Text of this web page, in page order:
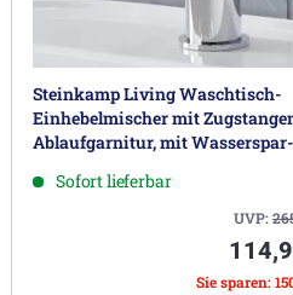
Steinkamp Living Waschtisch-
Einhebelmischer mit
Ablaufgarnitur, mit Wasserspar-
Sofort lieferbar
UVP:
Sie sparen: